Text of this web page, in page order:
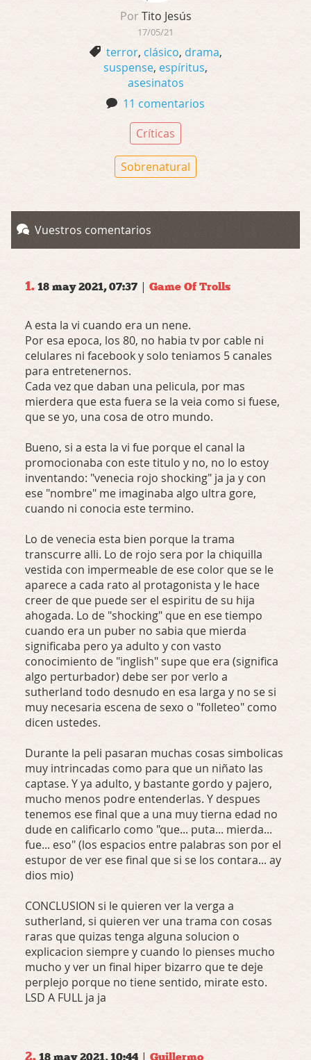
PorTito Jesús
17/05/21
terror, clásico, drama,
suspense, espíritus,
asesinatos
11 comentarios
Críticas
Sobrenatural
Vuestros comentarios
1. 18 may 2021, 07:37 | Game Of Trolls
A esta la vi cuando era un nene.
Por esa epoca, los 80, no habia tv por cable ni
celulares ni facebook y solo teniamos 5 canales
para entretenernos.
Cada vez que daban una pelicula, por mas
mierdera que esta fuera se la veia como si fuese,
que se yo, una cosa de otro mundo.
Bueno, si a esta la vi fue porque el canal la
promocionaba con este titulo y no, no lo estoy
inventando: "venecia rojo shocking" ja ja y con
ese "nombre" me imaginaba algo ultra gore,
cuando ni conocia este termino.
Lo de venecia esta bien porque la trama
transcurre alli. Lo de rojo sera por la chiquilla
vestida con impermeable de ese color que se le
aparece a cada rato al protagonista y le hace
creer de que puede ser el espiritu de su hija
ahogada. Lo de "shocking" que en ese tiempo
cuando era un puber no sabia que mierda
significaba pero ya adulto y con vasto
conocimiento de "inglish" supe que era (significa
algo perturbador) debe ser por verlo a
sutherland todo desnudo en esa larga y no se si
muy necesaria escena de sexo o "folleteo" como
dicen ustedes.
Durante la peli pasaran muchas cosas simbolicas
muy intrincadas como para que un niñato las
captase. Y ya adulto, y bastante gordo y pajero,
mucho menos podre entenderlas. Y despues
tenemos ese final que a una muy tierna edad no
dude en calificarlo como "que... puta... mierda...
fue... eso" (los espacios entre palabras son por el
estupor de ver ese final que si se los contara... ay
dios mio)
CONCLUSION si le quieren ver la verga a
sutherland, si quieren ver una trama con cosas
raras que quizas tenga alguna solucion o
explicacion siempre y cuando lo pienses mucho
mucho y ver un final hiper bizarro que te deje
perplejo porque no tiene sentido, mirate esto.
LSD A FULL ja ja
2. 18 may 2021, 10:44 | Guillermo